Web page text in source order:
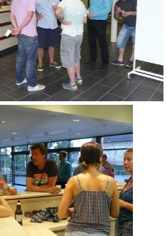
P1070659-grand
P1070653-grand